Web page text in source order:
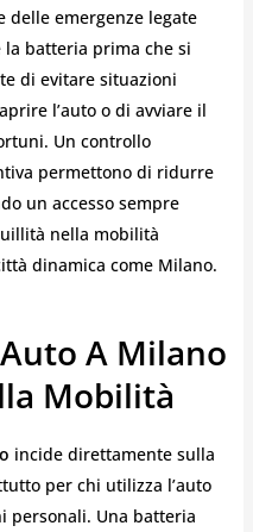
delle emergenze legate
la batteria prima che si
di evitare situazioni
l’auto o di avviare il
Un controllo
permettono di ridurre
un accesso sempre
nella mobilità
dinamica come Milano.
A Milano
Mobilità
incide direttamente sulla
per chi utilizza l’auto
personali. Una batteria